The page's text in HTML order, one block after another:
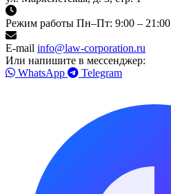
Режим работы Пн–Пт: 9:00 – 21:00
E-mail info@law-corporation.ru
Или напишите в мессенджер:
WhatsApp
Telegram